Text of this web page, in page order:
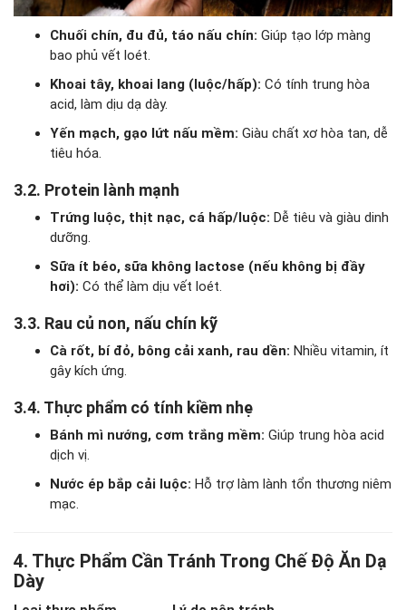
Chuối chín, đu đủ, táo nấu chín: Giúp tạo lớp màng
bao phủ vết loét.
Khoai tây, khoai lang (luộc/hấp): Có tính trung hòa
acid, làm dịu dạ dày.
Yến mạch, gạo lứt nấu mềm: Giàu chất xơ hòa tan, dễ
tiêu hóa.
3.2. Protein lành mạnh
Trứng luộc, thịt nạc, cá hấp/luộc: Dễ tiêu và giàu dinh
dưỡng.
Sữa ít béo, sữa không lactose (nếu không bị đầy
hơi): Có thể làm dịu vết loét.
3.3. Rau củ non, nấu chín kỹ
Cà rốt, bí đỏ, bông cải xanh, rau dền: Nhiều vitamin, ít
gây kích ứng.
3.4. Thực phẩm có tính kiềm nhẹ
Bánh mì nướng, cơm trắng mềm: Giúp trung hòa acid
dịch vị.
Nước ép bắp cải luộc: Hỗ trợ làm lành tổn thương niêm
mạc.
4. Thực Phẩm Cần Tránh Trong Chế Độ Ăn Dạ
Dày